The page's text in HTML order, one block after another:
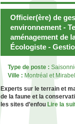
Officier(ère) de
environnement -
aménagement de
Écologiste -
Type de poste :
Ville : Montréal et Mirabel
Experts sur le terrain et
de la faune et la
les sites d’enfou Lire la